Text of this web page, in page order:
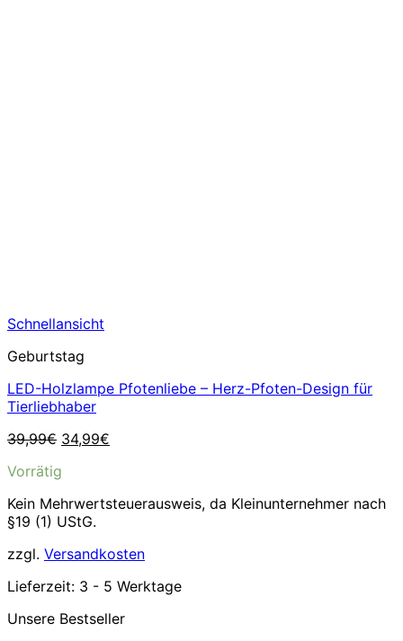
Schnellansicht
Geburtstag
LED-Holzlampe Pfotenliebe – Herz-Pfoten-Design für
Tierliebhaber
39,99€ Ursprünglicher
war:
34,99€
Vorrätig
Kein Mehrwertsteuerausweis, da Kleinunternehmer nach
§19 (1) UStG.
zzgl. Versandkosten
Lieferzeit: 3 - 5 Werktage
Unsere Bestseller